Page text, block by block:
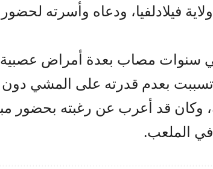
فيلادلفيا، ودعاه وأسرته
سنوات مصاب بعدة أمراض
تسببت بعدم قدرته على المشي
قد أعرب عن رغبته بحضور
في الملعب.